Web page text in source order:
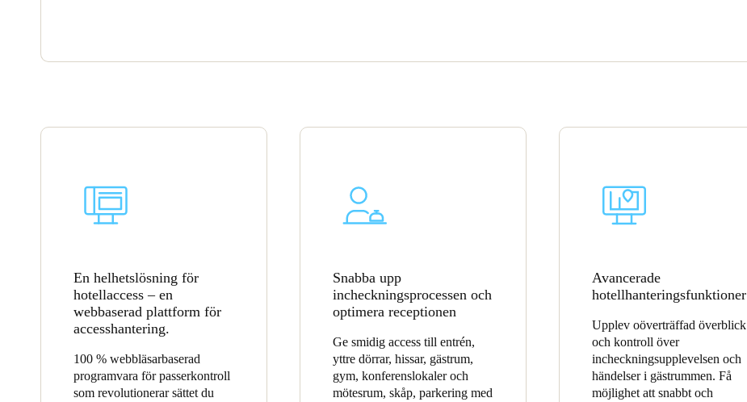
Norway
En helhetslösning för
hotellaccess – en
webbaserad plattform för
accesshantering.
100 % webbläsarbaserad
programvara för passerkontroll
som revolutionerar sättet du
Snabba upp
incheckningsprocessen och
optimera receptionen
Ge smidig access till entrén,
yttre dörrar, hissar, gästrum,
gym, konferenslokaler och
mötesrum, skåp, parkering med
Avancerade
hotellhanteringsfunktioner
Upplev oöverträffad överblick
och kontroll över
incheckningsupplevelsen och
händelser i gästrummen. Få
möjlighet att snabbt och